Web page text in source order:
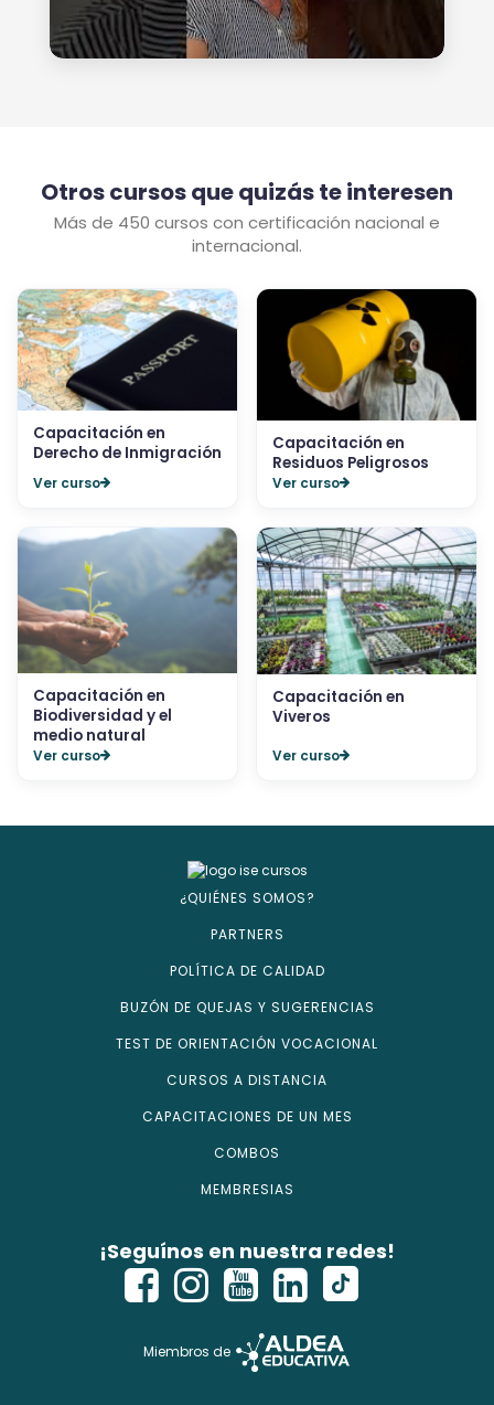
Otros cursos que quizás te interesen
Más de 450 cursos con certificación nacional e
internacional.
Capacitación en
Derecho de Inmigración
Ver curso
Capacitación en
Residuos Peligrosos
Ver curso
Capacitación en
Biodiversidad y el
medio natural
Ver curso
Capacitación en
Viveros
Ver curso
¿QUIÉNES SOMOS?
PARTNERS
POLÍTICA DE CALIDAD
BUZÓN DE QUEJAS Y SUGERENCIAS
TEST DE ORIENTACIÓN VOCACIONAL
CURSOS A DISTANCIA
CAPACITACIONES DE UN MES
COMBOS
MEMBRESIAS
¡Seguínos en nuestra redes!
Miembros de